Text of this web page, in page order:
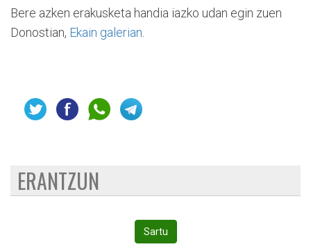
Bere azken erakusketa handia iazko udan egin zuen
Donostian, Ekain galerian
ERANTZUN
Sartu